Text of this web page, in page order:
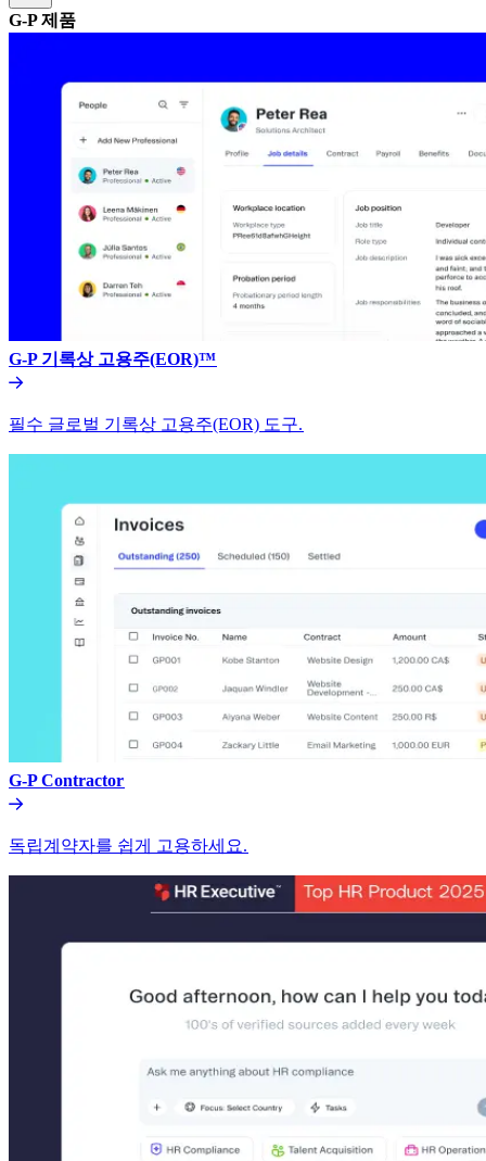
G-P 제품​​
G-P 기록상 고용주(EOR)™​​
필수 글로벌 기록상 고용주(EOR) 도구.​​
G-P Contractor​​
독립계약자를 쉽게 고용하세요.​​